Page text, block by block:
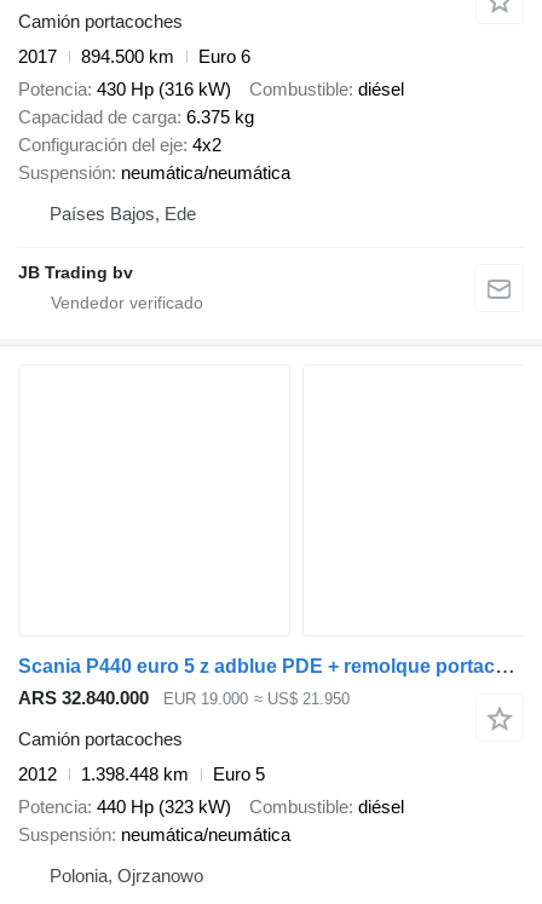
Camión portacoches
2017
894.500 km
Euro 6
Potencia 430 Hp (316 kW) Combustible diésel
Capacidad de carga 6.375 kg
Configuración del eje 4x2
Suspensión neumática/neumática
Países Bajos, Ede
JB Trading bv
Scania P440 euro 5 z adblue PDE + remolque portacoches
ARS 32.840.000 EUR 19.000 ≈ US$ 21.950
Camión portacoches
2012
1.398.448 km
Euro 5
Potencia 440 Hp (323 kW) Combustible diésel
Suspensión neumática/neumática
Polonia, Ojrzanowo